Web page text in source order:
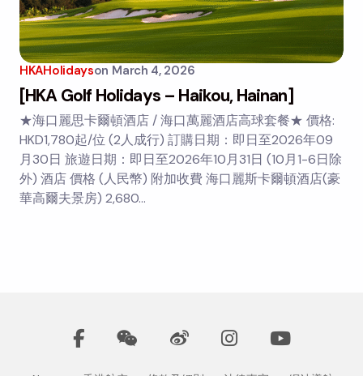
HKAHolidayson March 4, 2026
[HKA Golf Holidays – Haikou, Hainan]
★海口麗思卡爾頓酒店 / 海口萬麗酒店高球套餐★ 價格:
HKD1,780起/位 (2人成行) 訂購日期：即日至2026年09
月30日 旅遊日期：即日至2026年10月31日 (10月1-6日除
外) 酒店 價格 (人民幣) 附加收費 海口麗斯卡爾頓酒店(豪
華高爾夫景房) 2,680…